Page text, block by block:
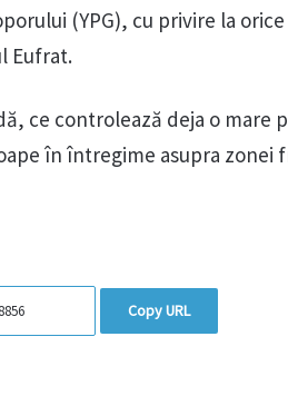
(YPG), cu privire la
Eufrat.
ce controlează deja o mare
în întregime asupra zonei
Copy URL